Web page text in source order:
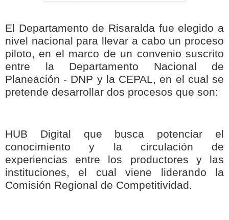
El Departamento de Risaralda fue elegido a
nivel nacional para llevar a cabo un proceso
piloto, en el marco de un convenio suscrito
entre la Departamento Nacional de
Planeación - DNP y la CEPAL, en el cual se
pretende desarrollar dos procesos que son:
HUB Digital que busca potenciar el
conocimiento y la circulación de
experiencias entre los productores y las
instituciones, el cual viene liderando la
Comisión Regional de Competitividad.